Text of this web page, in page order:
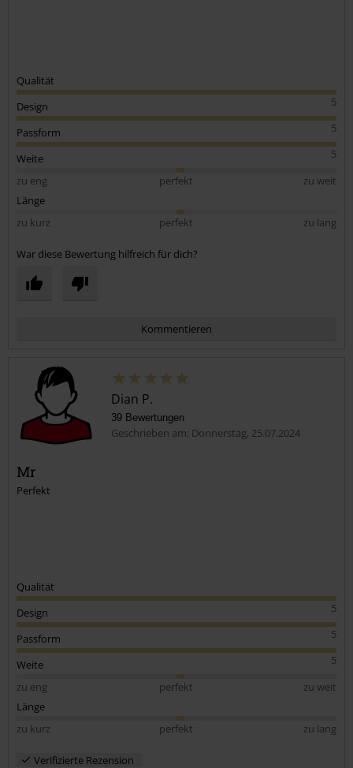
Qualität
5
Design
5
Passform
5
Weite
zu eng
perfekt
zu weit
Länge
zu kurz
perfekt zu lang
War diese Bewertung hilfreich für dich?
Kommentieren
Kommentar jetzt abschicken!
Dian P.
39 Bewertungen
Geschrieben am: Donnerstag, 25.07.2024
Mr
Perfekt
Qualität
5
Design
5
Passform
5
Weite
zu eng
perfekt
zu weit
Länge
zu kurz
perfekt zu lang
Verifizierte Rezension